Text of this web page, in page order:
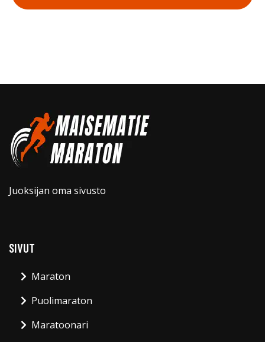
Juoksijan oma sivusto
SIVUT
Maraton
Puolimaraton
Maratoonari